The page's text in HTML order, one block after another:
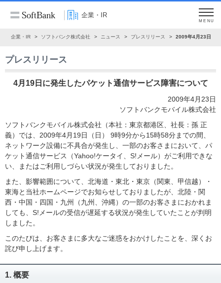
企業・IR
MENU
企業・IR ソフトバンク株式会社 ニュース プレスリリース 2009年4月23日
プレスリリース
4月19日に発生したパケット通信サービス障害について
2009年4月23日
ソフトバンクモバイル株式会社
ソフトバンクモバイル株式会社（本社：東京都港区、社長：孫 正
義）では、2009年4月19日（日） 9時9分から15時58分までの間、
ネットワーク設備に不具合が発生し、一部のお客さまにおいて、パ
ケット通信サービス（Yahoo!ケータイ、S!メール）がご利用できな
い、またはご利用しづらい状況が発生しておりました。
また、影響範囲について、北海道・東北・東京（関東、甲信越）・
東海と当社ホームページでお知らせしておりましたが、北陸・関
西・中国・四国・九州（九州、沖縄）の一部のお客さまにおかれま
しても、S!メールの受信が遅延する状況が発生していたことが判明
しました。
このたびは、お客さまに多大なご迷惑をおかけしたことを、深くお
詫び申し上げます。
1. 概要